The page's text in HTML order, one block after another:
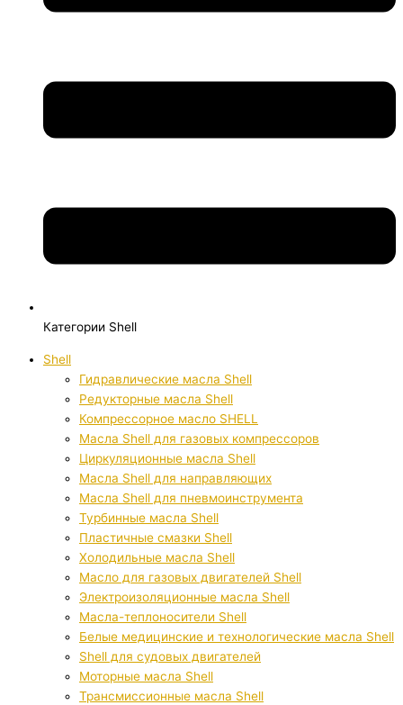
Категории Shell
Shell
Гидравлические масла Shell
Редукторные масла Shell
Компрессорное масло SHELL
Масла Shell для газовых компрессоров
Циркуляционные масла Shell
Масла Shell для направляющих
Масла Shell для пневмоинструмента
Турбинные масла Shell
Пластичные смазки Shell
Холодильные масла Shell
Масло для газовых двигателей Shell
Электроизоляционные масла Shell
Масла-теплоносители Shell
Белые медицинские и технологические масла Shell
Shell для судовых двигателей
Моторные масла Shell
Трансмиссионные масла Shell